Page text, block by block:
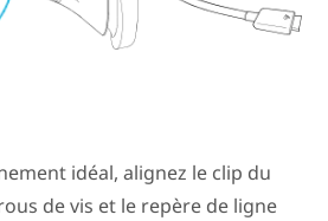
idéal, alignez le clip du
de vis et le repère de ligne